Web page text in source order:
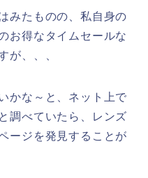
みたものの、私自身の
お得なタイムセールな
が、、、
かな～と、ネット上で
調べていたら、レンズ
ージを発見することが